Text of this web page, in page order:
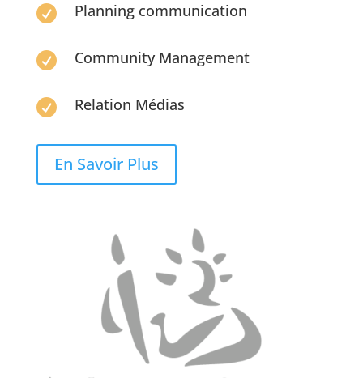
 Planning communication
 Community Management
 Relation Médias
En Savoir Plus